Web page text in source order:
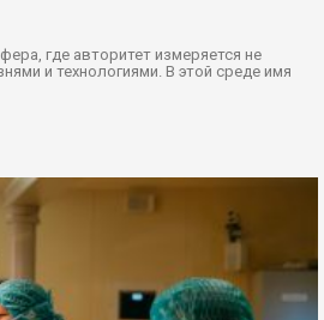
где авторитет измеряется не
и технологиями. В этой среде имя